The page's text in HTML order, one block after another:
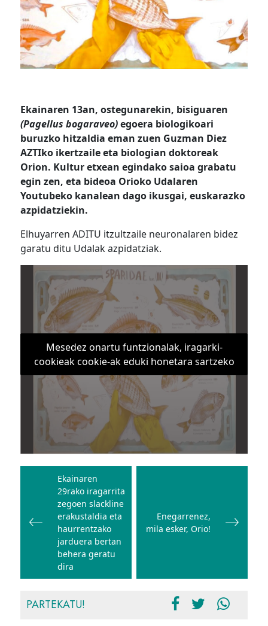
Ekainaren 13an, ostegunarekin, bisiguaren
(Pagellus bogaraveo)egoera biologikoari
buruzko hitzaldia eman zuen Guzman Diez
AZTIko ikertzaile eta biologian doktoreak
Orion. Kultur etxean egindako saioa grabatu
egin zen, eta bideoa Orioko Udalaren
Youtubeko kanalean dago ikusgai, euskarazko
azpidatziekin.
Elhuyarren ADITU itzultzaile neuronalaren bidez
garatu ditu Udalak azpidatziak.
Mesedez onartu funtzionalak, iragarki-
cookieak cookie-ak eduki honetara sartzeko
Bidalketetan
zehar
nabigatu
Ekainaren
29rako iragarrita
zegoen slackline
erakustaldia eta
haurrentzako
jarduera bertan
behera geratu
dira
Enegarrenez,
mila esker, Orio!
PARTEKATU!